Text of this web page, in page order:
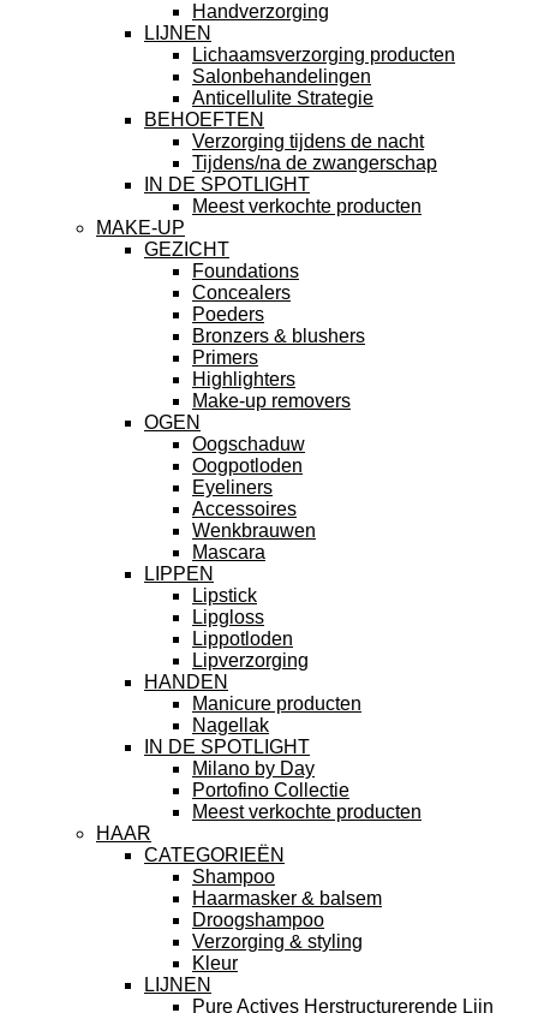
Handverzorging
LIJNEN
Lichaamsverzorging producten
Salonbehandelingen
Anticellulite Strategie
BEHOEFTEN
Verzorging tijdens de nacht
Tijdens/na de zwangerschap
IN DE SPOTLIGHT
Meest verkochte producten
MAKE-UP
GEZICHT
Foundations
Concealers
Poeders
Bronzers & blushers
Primers
Highlighters
Make-up removers
OGEN
Oogschaduw
Oogpotloden
Eyeliners
Accessoires
Wenkbrauwen
Mascara
LIPPEN
Lipstick
Lipgloss
Lippotloden
Lipverzorging
HANDEN
Manicure producten
Nagellak
IN DE SPOTLIGHT
Milano by Day
Portofino Collectie
Meest verkochte producten
HAAR
CATEGORIEËN
Shampoo
Haarmasker & balsem
Droogshampoo
Verzorging & styling
Kleur
LIJNEN
Pure Actives Herstructurerende Lijn